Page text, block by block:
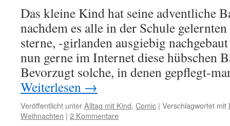
Das kleine Kind hat seine adventliche
nachdem es alle in der Schule
sterne, -girlanden ausgiebig
nun gerne im Internet diese hübschen
Bevorzugt solche, in denen gepflegt-
Weiterlesen →
Veröffentlicht unterAlltag mit Kind, Comic | Verschlagwortet mit
Weihnachten | 2 Kommentare